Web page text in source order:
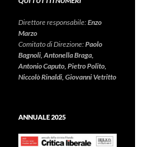
Direttore responsabile:Enzo
Marzo
Comitato di Direzione:Paolo
Bagnoli, Antonella Braga,
Antonio Caputo, Pietro Polito,
Niccolò Rinaldi, Giovanni Vetritto
ANNUALE 2025